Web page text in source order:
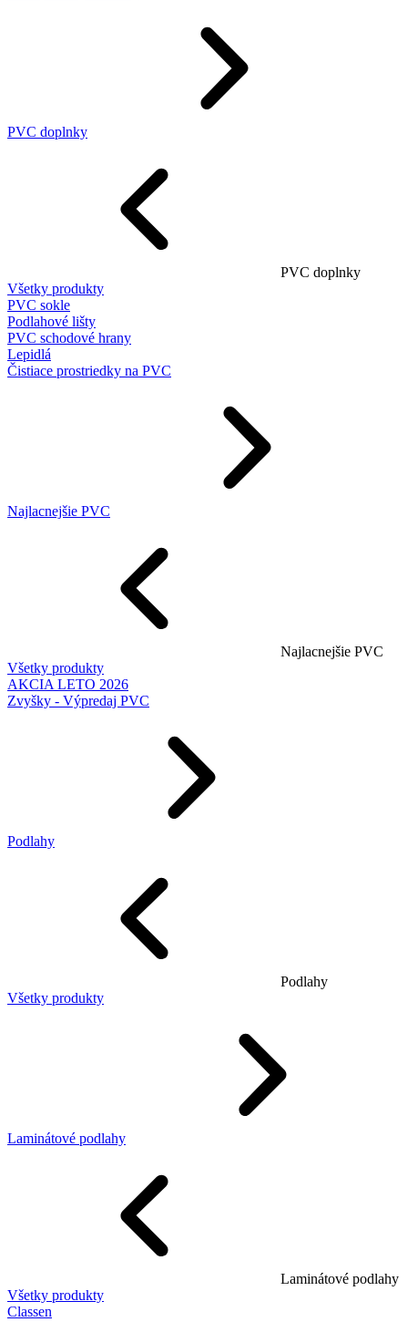
PVC doplnky
PVC doplnky
Všetky produkty
PVC sokle
Podlahové lišty
PVC schodové hrany
Lepidlá
Čistiace prostriedky na PVC
Najlacnejšie PVC
Najlacnejšie PVC
Všetky produkty
AKCIA LETO 2026
Zvyšky - Výpredaj PVC
Podlahy
Podlahy
Všetky produkty
Laminátové podlahy
Laminátové podlahy
Všetky produkty
Classen